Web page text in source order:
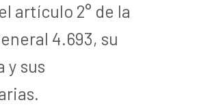
artículo 2° de la
4.693, su
y sus